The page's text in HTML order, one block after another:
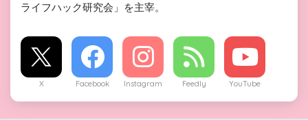
ライフハック研究会」を主宰。
X Facebook Instagram Feedly YouTube